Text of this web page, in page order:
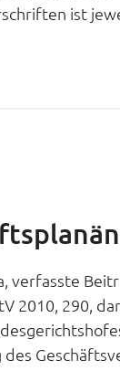
ist
verfasste
2010, 290,